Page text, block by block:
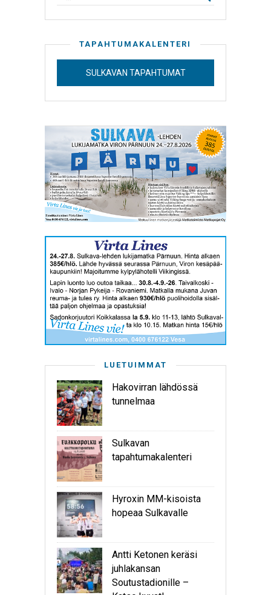
TAPAHTUMAKALENTERI
SULKAVAN TAPAHTUMAT
LUETUIMMAT
Hakovirran lähdössä
tunnelmaa
Sulkavan
tapahtumakalenteri
Hyroxin MM-kisoista
hopeaa Sulkavalle
Antti Ketonen keräsi
juhlakansan
Soutustadionille –